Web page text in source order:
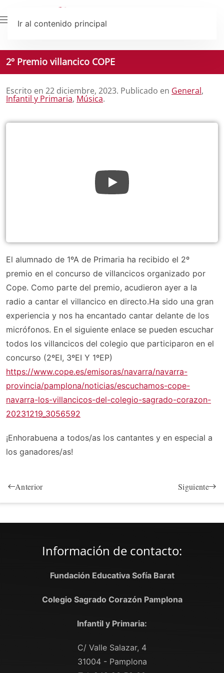
Ir al contenido principal
2º Premio villancico COPE
Escrito en 22 diciembre, 2023. Publicado en General,
Infantil y Primaria, Música.
El alumnado de 1ºA de Primaria ha recibido el 2º
premio en el concurso de villancicos organizado por
Cope. Como parte del premio, acudieron ayer a la
radio a cantar el villancico en directo.Ha sido una gran
experiencia y nos ha encantado cantar delante de los
micrófonos. En el siguiente enlace se pueden escuchar
todos los villancicos del colegio que participaron en el
concurso (2ºEI, 3ºEI Y 1ºEP)
https://www.cope.es/emisoras/navarra/navarra-
provincia/pamplona/noticias/escuchamos-cope-
navarra-los-villancicos-del-colegio-sagrado-corazon-
20231219_3056592
¡Enhorabuena a todos/as los cantantes y en especial a
los ganadores/as!
Anterior Siguiente
Información de contacto:
Fundación Educativa Sofía Barat
Colegio Sagrado Corazón Pamplona
Infantil y Primaria:
C/ Valle Salazar, 4
31004 - Pamplona